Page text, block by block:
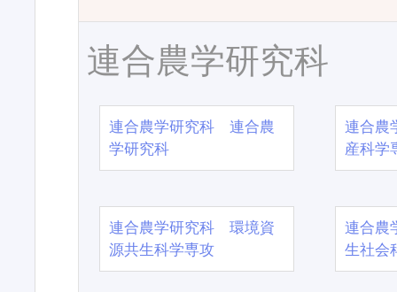
連合農学研究科
連合農学研究科 連合農
学研究科
連合農
産科学
連合農学研究科 環境資
源共生科学専攻
連合農
生社会